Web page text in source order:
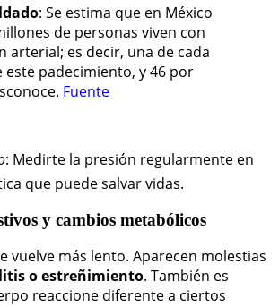
: Se estima que en México
de personas viven con
arterial; es decir, una de cada
este padecimiento, y 46 por
Fuente
: Medirte la presión regularmente en
que puede salvar vidas.
y cambios metabólicos
vuelve más lento. Aparecen molestias
o estreñimiento. También es
reaccione diferente a ciertos